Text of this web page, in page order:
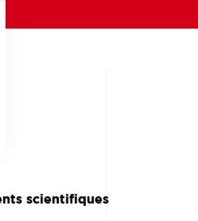
scientifiques